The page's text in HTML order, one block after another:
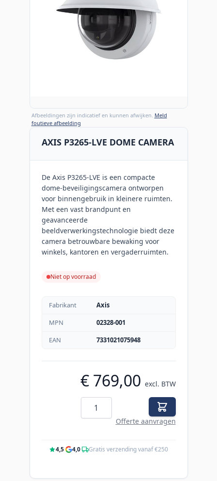
Afbeeldingen zijn indicatief en kunnen afwijken. Meld
foutieve afbeelding
AXIS P3265-LVE DOME CAMERA
De Axis P3265-LVE is een compacte
dome-beveiligingscamera ontworpen
voor binnengebruik in kleinere ruimten.
Met een vast brandpunt en
geavanceerde
beeldverwerkingstechnologie biedt deze
camera betrouwbare bewaking voor
winkels, kantoren en vergaderruimten.
Niet op voorraad
Fabrikant
Axis
MPN
02328-001
EAN
7331021075948
€ 769,00 excl. BTW
Aantal
Offerte aanvragen
4,5· 4,0· Gratis verzending vanaf €250